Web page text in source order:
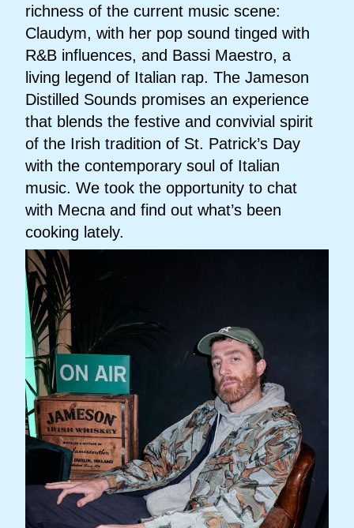
richness of the current music scene:
Claudym, with her pop sound tinged with
R&B influences, and Bassi Maestro, a
living legend of Italian rap. The Jameson
Distilled Sounds promises an experience
that blends the festive and convivial spirit
of the Irish tradition of St. Patrick’s Day
with the contemporary soul of Italian
music. We took the opportunity to chat
with Mecna and find out what’s been
cooking lately.